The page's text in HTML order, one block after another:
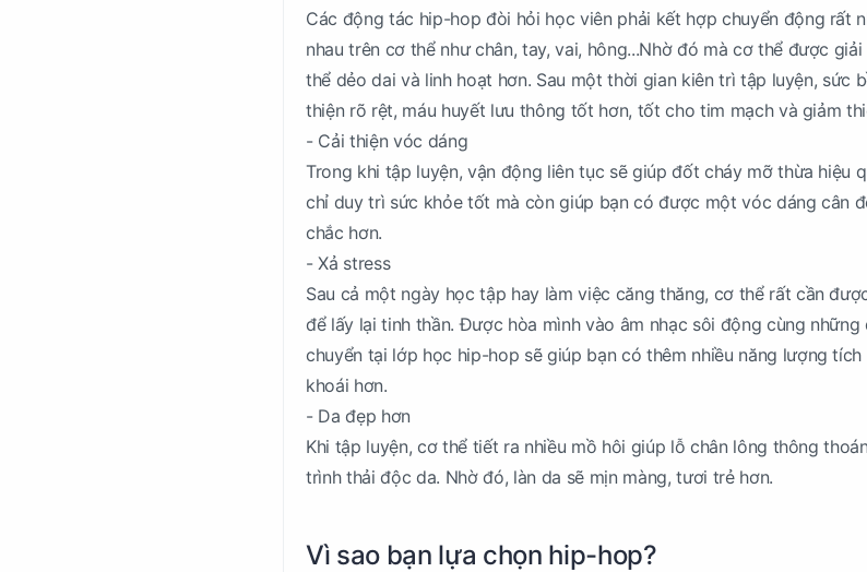
Các động tác hip-hop đòi hỏi học viên phải kết hợp chuyển động rất
nhau trên cơ thể như chân, tay, vai, hông...Nhờ đó mà cơ thể được
thể dẻo dai và linh hoạt hơn. Sau một thời gian kiên trì tập luyện, sức
thiện rõ rệt, máu huyết lưu thông tốt hơn, tốt cho tim mạch và giảm
- Cải thiện vóc dáng
Trong khi tập luyện, vận động liên tục sẽ giúp đốt cháy mỡ thừa hiệu
chỉ duy trì sức khỏe tốt mà còn giúp bạn có được một vóc dáng cân
chắc hơn.
- Xả stress
Sau cả một ngày học tập hay làm việc căng thăng, cơ thể rất cần
để lấy lại tinh thần. Được hòa mình vào âm nhạc sôi động cùng những
chuyển tại lớp học hip-hop sẽ giúp bạn có thêm nhiều năng lượng
khoái hơn.
- Da đẹp hơn
Khi tập luyện, cơ thể tiết ra nhiều mồ hôi giúp lỗ chân lông thông
trình thải độc da. Nhờ đó, làn da sẽ mịn màng, tươi trẻ hơn.
Vì sao bạn lựa chọn hip-hop?